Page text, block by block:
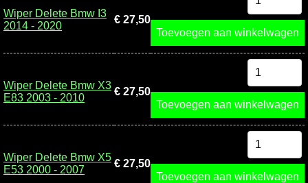
Wiper Delete Bmw I3
2014 - 2020
€ 27,50
Toevoegen aan winkelwagen
Wiper Delete Bmw X3
E83 2003 - 2010
€ 27,50
Toevoegen aan winkelwagen
Wiper Delete Bmw X5
E53 2000 - 2007
€ 27,50
Toevoegen aan winkelwagen